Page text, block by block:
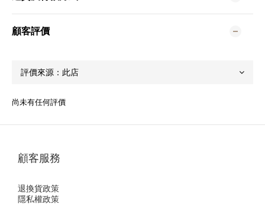
顧客評價
尚未有任何評價
顧客服務
退換貨政策
隱私權政策